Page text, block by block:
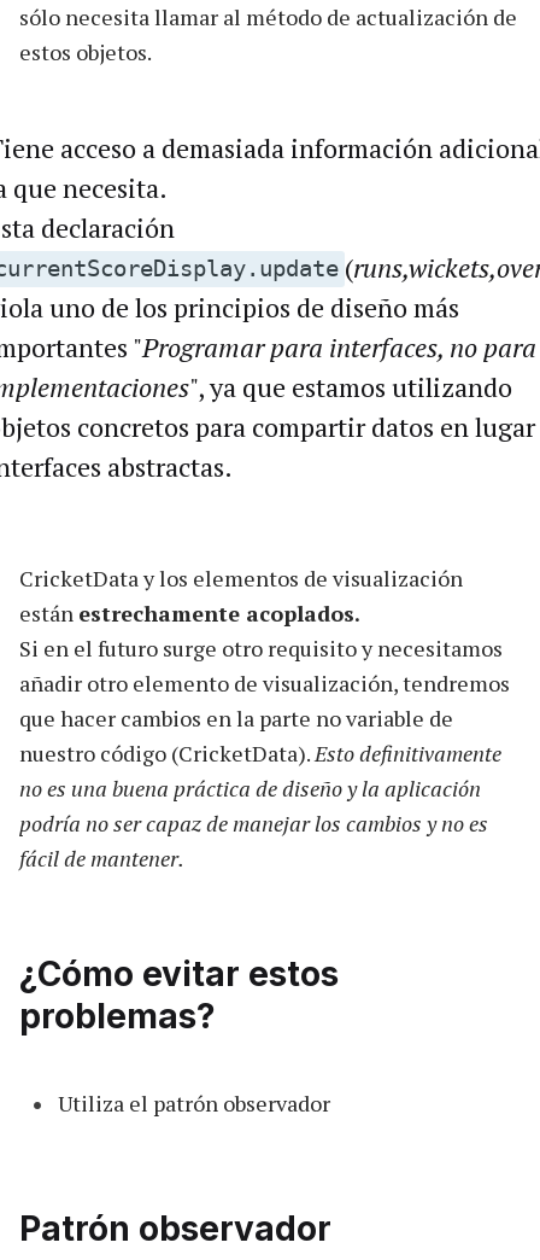
sólo necesita llamar al método de actualización de
estos objetos.
acceso a demasiada información
que necesita.
declaración
(
uno de los principios de diseño más
"Programar para interfaces, no para
", ya que estamos utilizando
concretos para compartir datos en
abstractas.
CricketData y los elementos de visualización
están estrechamente acoplados.
Si en el futuro surge otro requisito y necesitamos
añadir otro elemento de visualización, tendremos
que hacer cambios en la parte no variable de
nuestro código (CricketData).Esto definitivamente
no es una buena práctica de diseño y la aplicación
podría no ser capaz de manejar los cambios y no es
fácil de mantener.
¿Cómo evitar estos
problemas?
Utiliza el patrón observador
Patrón observador